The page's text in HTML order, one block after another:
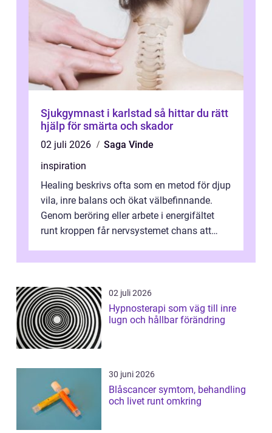
Sjukgymnast i karlstad så hittar du rätt
hjälp för smärta och skador
02 juli 2026
Saga Vinde
inspiration
Healing beskrivs ofta som en metod för djup
vila, inre balans och ökat välbefinnande.
Genom beröring eller arbete i energifältet
runt kroppen får nervsystemet chans att
02 juli 2026
Hypnosterapi som väg till inre
lugn och hållbar förändring
30 juni 2026
Blåscancer symtom, behandling
och livet runt omkring